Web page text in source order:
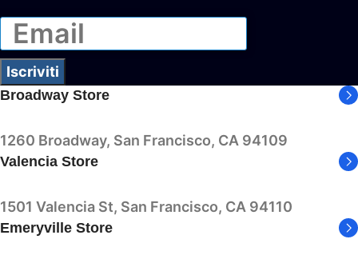
Iscriviti
Broadway Store
1260 Broadway, San Francisco, CA 94109
Valencia Store
1501 Valencia St, San Francisco, CA 94110
Emeryville Store